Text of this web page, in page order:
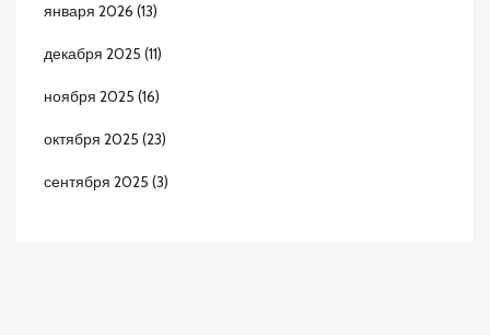
января 2026 (13)
декабря 2025 (11)
ноября 2025 (16)
октября 2025 (23)
сентября 2025 (3)